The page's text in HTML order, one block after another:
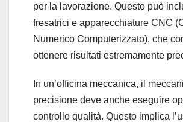
per la lavorazione. Questo può
fresatrici e apparecchiature CNC
Numerico Computerizzato), che
ottenere risultati estremamente
In un’officina meccanica, il
precisione deve anche eseguire
controllo qualità. Questo implica